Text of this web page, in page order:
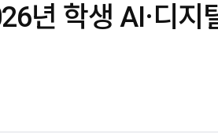
년 학생 AI·디지